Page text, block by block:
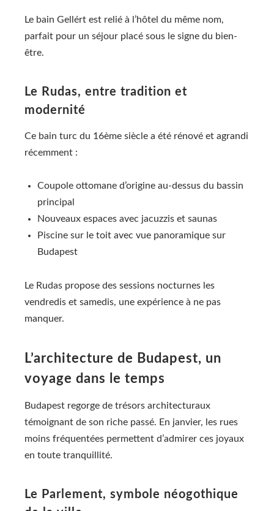
Le bain Gellért est relié à l’hôtel du même nom,
parfait pour un séjour placé sous le signe du bien-
être.
Le Rudas, entre tradition et
modernité
Ce bain turc du 16ème siècle a été rénové et agrandi
récemment :
Coupole ottomane d’origine au-dessus du bassin
principal
Nouveaux espaces avec jacuzzis et saunas
Piscine sur le toit avec vue panoramique sur
Budapest
Le Rudas propose des sessions nocturnes les
vendredis et samedis, une expérience à ne pas
manquer.
L’architecture de Budapest, un
voyage dans le temps
Budapest regorge de trésors architecturaux
témoignant de son riche passé. En janvier, les rues
moins fréquentées permettent d’admirer ces joyaux
en toute tranquillité.
Le Parlement, symbole néogothique